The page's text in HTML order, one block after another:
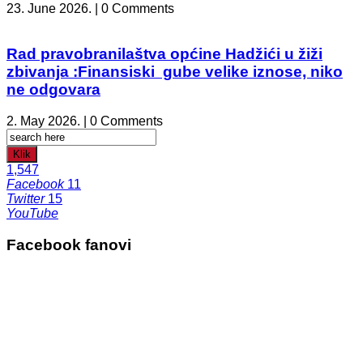
23. June 2026. | 0 Comments
Rad pravobranilaštva općine Hadžići u žiži
zbivanja :Finansiski gube velike iznose, niko
ne odgovara
2. May 2026. | 0 Comments
Klik
1,547
Facebook 11
Twitter 15
YouTube
Facebook fanovi